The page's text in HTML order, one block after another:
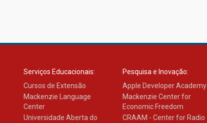
Serviços Educacionais:
Cursos de Extensão
Mackenzie Language
Center
Universidade Aberta do
Pesquisa e Inovação:
Apple Developer Academy
Mackenzie Center for
Economic Freedom
CRAAM - Center for Radio